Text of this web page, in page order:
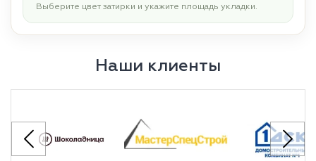
Выберите цвет затирки и укажите площадь укладки.
Наши клиенты